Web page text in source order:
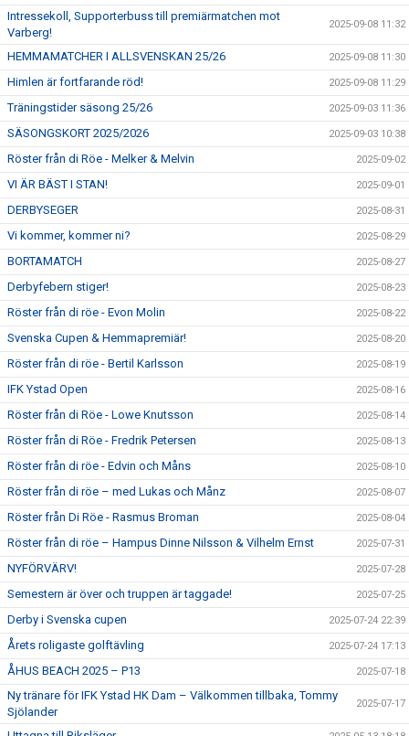
Intressekoll, Supporterbuss till premiärmatchen mot
Varberg!
2025-09-08 11:32
HEMMAMATCHER I ALLSVENSKAN 25/26 2025-09-08 11:30
Himlen är fortfarande röd! 2025-09-08 11:29
Träningstider säsong 25/26 2025-09-03 11:36
SÄSONGSKORT 2025/2026 2025-09-03 10:38
Röster från di Röe - Melker & Melvin 2025-09-02
VI ÄR BÄST I STAN! 2025-09-01
DERBYSEGER 2025-08-31
Vi kommer, kommer ni? 2025-08-29
BORTAMATCH 2025-08-27
Derbyfebern stiger! 2025-08-23
Röster från di röe - Evon Molin 2025-08-22
Svenska Cupen & Hemmapremiär! 2025-08-20
Röster från di röe - Bertil Karlsson 2025-08-19
IFK Ystad Open 2025-08-16
Röster från di Röe - Lowe Knutsson 2025-08-14
Röster från di Röe - Fredrik Petersen 2025-08-13
Röster från di röe - Edvin och Måns 2025-08-10
Röster från di röe – med Lukas och Månz 2025-08-07
Röster från Di Röe - Rasmus Broman 2025-08-04
Röster från di röe – Hampus Dinne Nilsson & Vilhelm Ernst 2025-07-31
NYFÖRVÄRV! 2025-07-28
Semestern är över och truppen är taggade! 2025-07-25
Derby i Svenska cupen 2025-07-24 22:39
Årets roligaste golftävling 2025-07-24 17:13
ÅHUS BEACH 2025 – P13 2025-07-18
Ny tränare för IFK Ystad HK Dam – Välkommen tillbaka, Tommy
Sjölander
2025-07-17